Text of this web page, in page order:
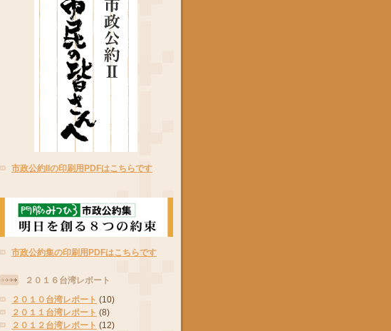
市政公約IIの印刷用PDFはこちらです
市政公約集の印刷用PDFはこちらです
２０１６台湾レポート
２０１０台湾レポート (10)
２０１１台湾レポート (8)
２０１２台湾レポート (12)